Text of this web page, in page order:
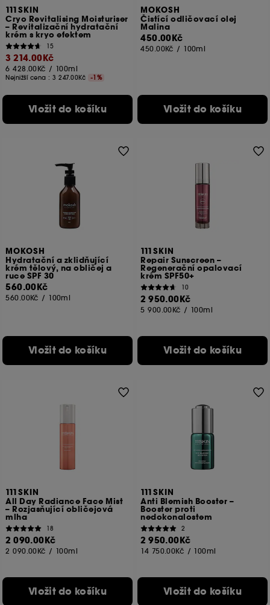
111SKIN
Cryo Revitalising Moisturiser
– Revitalizační hydratační
krém s kryo efektem
15
3 214.00Kč
6 428.00Kč / 100ml
Nejnižší cena :3 247.00Kč -1%
Vložit do košíku
MOKOSH
Čistící odličovací olej
Malina
450.00Kč
450.00Kč / 100ml
Vložit do košíku
MOKOSH
Hydratační a zklidňující
krém tělový, na obličej a
ruce SPF 30
560.00Kč
560.00Kč / 100ml
Vložit do košíku
111SKIN
Repair Sunscreen –
Regenerační opalovací
krém SPF50+
10
2 950.00Kč
5 900.00Kč / 100ml
Vložit do košíku
111SKIN
All Day Radiance Face Mist
– Rozjasňující obličejová
mlha
18
2 090.00Kč
2 090.00Kč / 100ml
Vložit do košíku
111SKIN
Anti Blemish Booster –
Booster proti
nedokonalostem
2
2 950.00Kč
14 750.00Kč / 100ml
Vložit do košíku